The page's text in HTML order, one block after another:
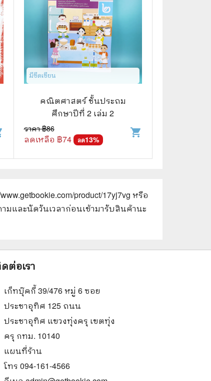
มีขีดเขียน​
คณิตศาสตร์ ชั้นประถม
ศึกษาปีที่ 2 เล่ม 2
ราคา ฿86
ลดเหลือ ฿74 ลด13%
shopping_cart
product/17yj7vg หรือ
ามและนัดวันเวลาก่อนเข้ามารับสินค้านะ
ต่อเรา
เก็ทบุ๊คกี้ 39/476 หมู่ 6 ซอย
ประชาอุทิศ 125 ถนน
ประชาอุทิศ แขวงทุ่งครุ เขตทุ่ง
ครุ กทม. 10140
แผนที่ร้าน
โทร 094-161-4566